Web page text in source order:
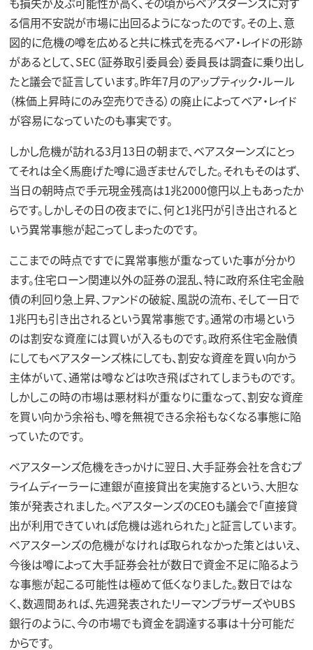
る信用不安説が市場に出回るようになったのです。その上、意
図的に危機の噂を広めると共に株式を売るベア・レイドの形跡
があるとして、SEC（証券取引委員会）委員長は調査に乗り出し
たと議会で証言しています。昨年7月のアップティック・ルール
（株価上昇時にのみ空売りできる）の廃止によってベア・レイド
が容易になっていたのも事実です。
しかし危機が訪れる3月13日の朝まで、ベアスターンズにとっ
てそれは全く馬鹿げた噂に過ぎませんでした。それもそのはず、
当日の朝時点で手元現金残高は1兆2000億円以上もあったか
らです。しかしその日の夜までに、何と1兆円が引き出されると
いう異常事態が起こってしまったのです。
ここまでの時点ですでに異常事態が重なっていた事が分かり
ます。住宅ローン関連以外の証券の混乱、特に政府系住宅金融
債の利回り急上昇、ファンドの破綻、風説の流布、そして一日で
1兆円も引き出されるという異常事態です。通常の市場という
のは割安な資産には買いが入るものです。政府系住宅金融債
にしてもベアスターンズ株にしても、割安な資産を買い向かう
主体がいて、通常は噂などは吹き飛ばされてしまうものです。
しかしこの時の市場は悪材料が重なりに重なって、割安な資産
を買い向かう余裕も、噂を無視できる余裕もなくなる事態に陥
っていたのです。
ベアスターンズ危機をきっかけに翌日、大手証券会社を含むプ
ライムディーラーに連銀が直接貸出を実施するという、大胆な
策が発表されました。ベアスターンズのCEOも議会で「直接貸
出が利用できていれば危機は逃れられた」と証言しています。
ベアスターンズの危機がなければ取られなかった策とはいえ、
今後は噂によって大手証券会社が数日で資金不足に陥るよう
な事態が起こる可能性は極めて低くなりました。数日ではな
く、数週間あれば、先週発表されたリーマンブラザーズやUBS
銀行のように、今の市場でも資金を調達する事は十分可能だ
からです。